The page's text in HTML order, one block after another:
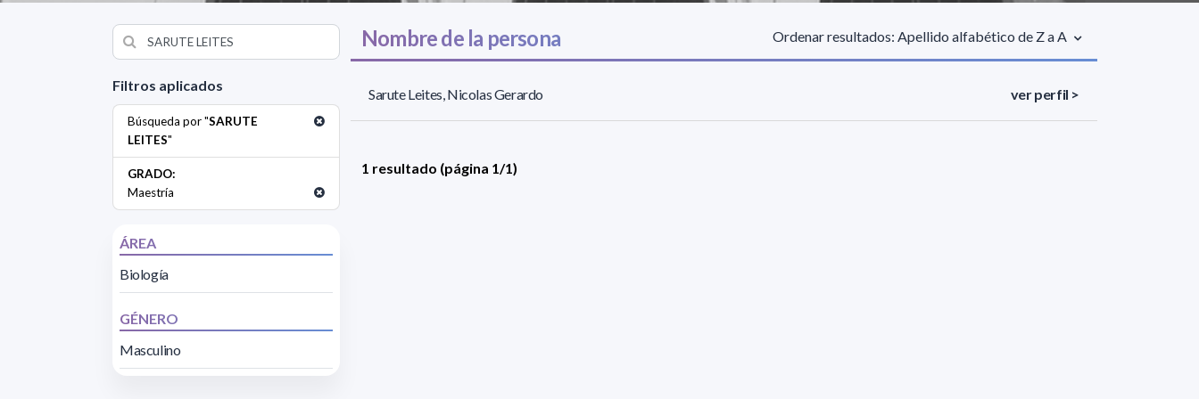
Filtros aplicados
Búsqueda por "SARUTE
LEITES"
GRADO:
Maestría
ÁREA
Biología
GÉNERO
Masculino
Nombre de la persona Ordenar resultados: Apellido alfabético de Z a A
Sarute Leites, Nicolas Gerardo ver perfil >
1 resultado (página 1/1)